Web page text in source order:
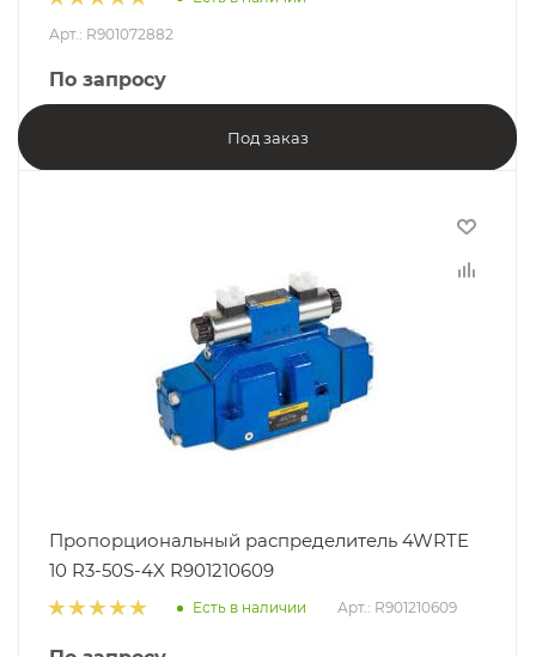
Арт.: R901072882
По запросу
Под заказ
Пропорциональный распределитель 4WRTE
10 R3-50S-4X R901210609
Есть в наличии Арт.: R901210609